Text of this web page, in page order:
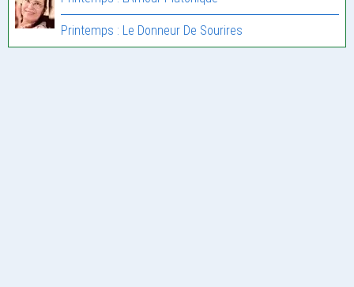
Printemps : Le Donneur De Sourires